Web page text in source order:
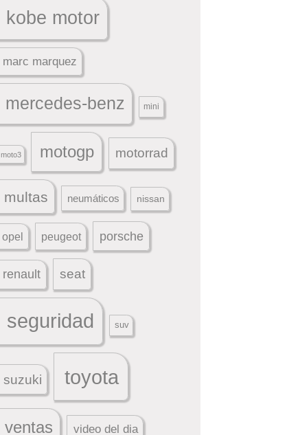
kobe motor
marc marquez
mercedes-benz mini
moto3 motogp motorrad
multas neumáticos nissan
opel peugeot porsche
renault seat
seguridad suv
suzuki toyota
ventas video del dia